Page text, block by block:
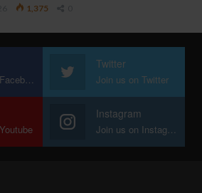
1,375
Join us on Facebook
Twitter
Join us on Twitter
Instagram
Join us on Instagram